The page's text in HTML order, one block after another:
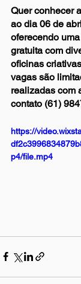
Quer conhecer
ao dia 06 de
oferecendo
gratuita com
oficinas
vagas são
realizadas com
contato (61)
https://
p4/file.mp4